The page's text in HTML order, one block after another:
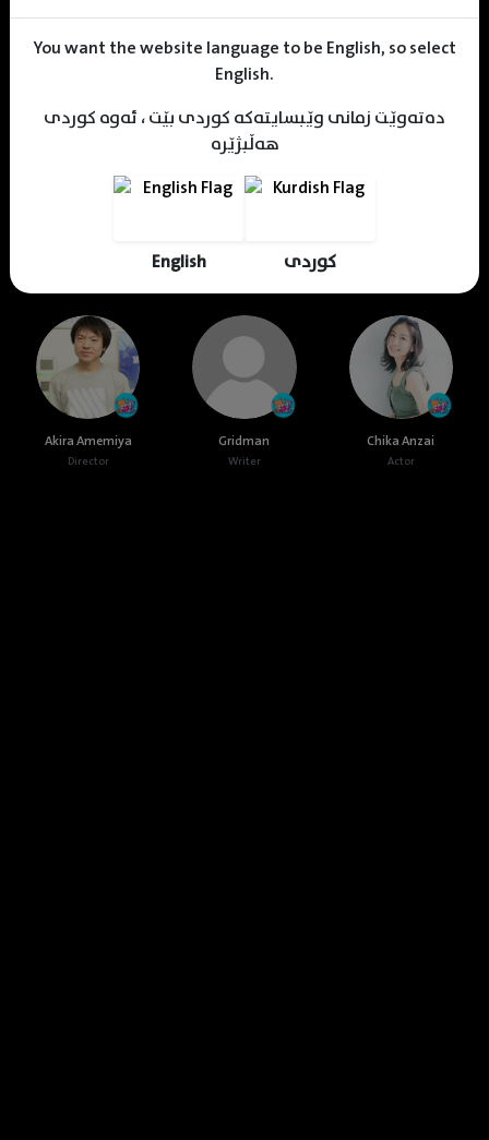
You want the website language to be English, so select
English.
دەتەوێت زمانی وێبسایتەکە کوردی بێت ، ئەوە کوردی
هەڵبژێرە
English کوردی
Web staff
Translator Designer
Akira Amemiya
Director
Gridman
Writer
Chika Anzai
Actor